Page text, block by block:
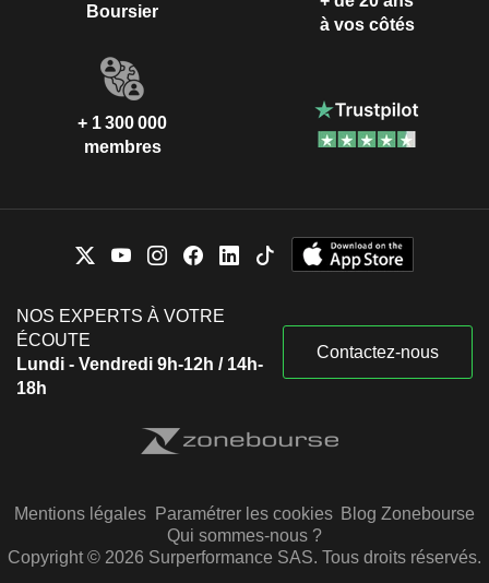
Boursier
à vos côtés
+ 1 300 000
membres
NOS EXPERTS À VOTRE
ÉCOUTE
Lundi - Vendredi 9h-12h / 14h-
18h
Contactez-nous
Mentions légales Paramétrer les cookies Blog Zonebourse
Qui sommes-nous ?
Copyright © 2026 Surperformance SAS. Tous droits réservés.